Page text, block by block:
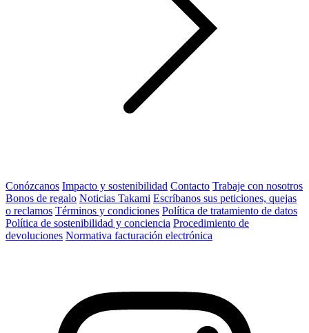
Conózcanos Impacto y sostenibilidad Contacto Trabaje con nosotros
Bonos de regalo Noticias Takami Escríbanos sus peticiones, quejas
o reclamos Términos y condiciones Política de tratamiento de datos
Política de sostenibilidad y conciencia Procedimiento de
devoluciones Normativa facturación electrónica